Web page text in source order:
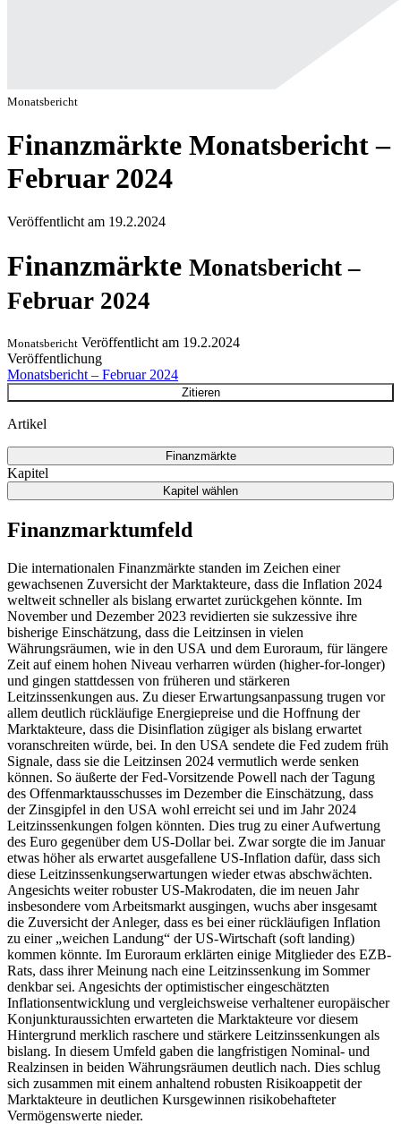
Monatsbericht
Finanzmärkte Monatsbericht –
Februar 2024
Veröffentlicht am 19.2.2024
Finanzmärkte Monatsbericht –
Februar 2024
Monatsbericht Veröffentlicht am 19.2.2024
Veröffentlichung
Monatsbericht – Februar 2024
Zitieren
Artikel
Finanzmärkte
Kapitel
Kapitel wählen
Finanzmarktumfeld
Die internationalen Finanzmärkte standen im Zeichen einer
gewachsenen Zuversicht der Marktakteure, dass die Inflation 2024
weltweit schneller als bislang erwartet zurückgehen könnte. Im
November und Dezember 2023 revidierten sie sukzessive ihre
bisherige Einschätzung, dass die Leitzinsen in vielen
Währungsräumen, wie in den USA und dem Euroraum, für längere
Zeit auf einem hohen Niveau verharren würden (higher-for-longer)
und gingen stattdessen von früheren und stärkeren
Leitzinssenkungen aus. Zu dieser Erwartungsanpassung trugen vor
allem deutlich rückläufige Energiepreise und die Hoffnung der
Marktakteure, dass die Disinflation zügiger als bislang erwartet
voranschreiten würde, bei. In den USA sendete die Fed zudem früh
Signale, dass sie die Leitzinsen 2024 vermutlich werde senken
können. So äußerte derFed-Vorsitzende Powell nach der Tagung
des Offenmarktausschusses im Dezember die Einschätzung, dass
der Zinsgipfel in den USA wohl erreicht sei und im Jahr 2024
Leitzinssenkungen folgen könnten. Dies trug zu einer Aufwertung
des Euro gegenüber dem US-Dollar bei. Zwar sorgte die im Januar
etwas höher als erwartet ausgefallene US-Inflation dafür, dass sich
diese Leitzinssenkungserwartungen wieder etwas abschwächten.
Angesichts weiter robusterUS-Makrodaten, die im neuen Jahr
insbesondere vom Arbeitsmarkt ausgingen, wuchs aber insgesamt
die Zuversicht der Anleger, dass es bei einer rückläufigen Inflation
zu einer „weichen Landung“ derUS-Wirtschaft (soft landing)
kommen könnte. Im Euroraum erklärten einige Mitglieder des EZB-
Rats, dass ihrer Meinung nach eine Leitzinssenkung im Sommer
denkbar sei. Angesichts der optimistischer eingeschätzten
Inflationsentwicklung und vergleichsweise verhaltener europäischer
Konjunkturaussichten erwarteten die Marktakteure vor diesem
Hintergrund merklich raschere und stärkere Leitzinssenkungen als
bislang. In diesem Umfeld gaben die langfristigen Nominal- und
Realzinsen in beiden Währungsräumen deutlich nach. Dies schlug
sich zusammen mit einem anhaltend robusten Risikoappetit der
Marktakteure in deutlichen Kursgewinnen risikobehafteter
Vermögenswerte nieder.